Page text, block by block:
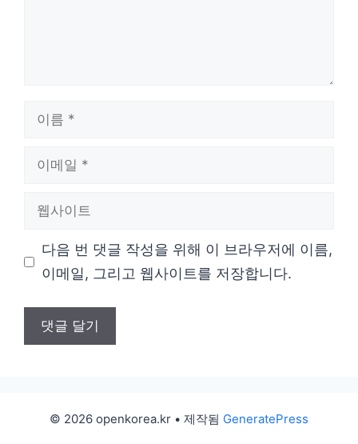
다음 번 댓글 작성을 위해 이 브라우저에 이름,
이메일, 그리고 웹사이트를 저장합니다.
© 2026 openkorea.kr • 제작됨 GeneratePress